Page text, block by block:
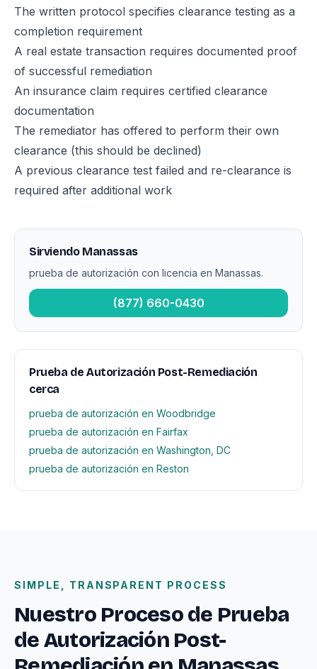
The written protocol specifies clearance testing as a
completion requirement
A real estate transaction requires documented proof
of successful remediation
An insurance claim requires certified clearance
documentation
The remediator has offered to perform their own
clearance (this should be declined)
A previous clearance test failed and re-clearance is
required after additional work
Sirviendo Manassas
prueba de autorización con licencia en Manassas.
(877) 660-0430
Prueba de Autorización Post-Remediación
cerca
prueba de autorización en Woodbridge
prueba de autorización en Fairfax
prueba de autorización en Washington, DC
prueba de autorización en Reston
SIMPLE, TRANSPARENT PROCESS
Nuestro Proceso de Prueba
de Autorización Post-